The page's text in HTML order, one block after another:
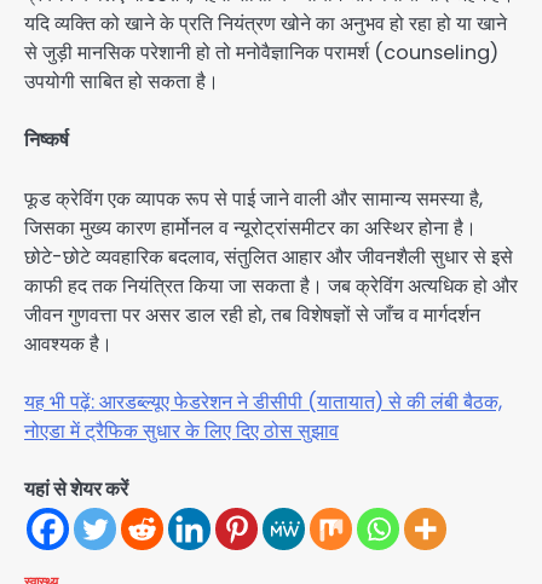
यदि व्यक्ति को खाने के प्रति नियंत्रण खोने का अनुभव हो रहा हो या खाने
से जुड़ी मानसिक परेशानी हो तो मनोवैज्ञानिक परामर्श (counseling)
उपयोगी साबित हो सकता है।
निष्कर्ष
फूड क्रेविंग एक व्यापक रूप से पाई जाने वाली और सामान्य समस्या है,
जिसका मुख्य कारण हार्मोनल व न्यूरोट्रांसमीटर का अस्थिर होना है।
छोटे-छोटे व्यवहारिक बदलाव, संतुलित आहार और जीवनशैली सुधार से इसे
काफी हद तक नियंत्रित किया जा सकता है। जब क्रेविंग अत्यधिक हो और
जीवन गुणवत्ता पर असर डाल रही हो, तब विशेषज्ञों से जाँच व मार्गदर्शन
आवश्यक है।
यह भी पढ़ें: आरडब्ल्यूए फेडरेशन ने डीसीपी (यातायात) से की लंबी बैठक,
नोएडा में ट्रैफिक सुधार के लिए दिए ठोस सुझाव
यहां से शेयर करें